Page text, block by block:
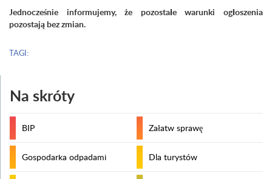
Jednocześnie informujemy, że pozostałe warunki ogłoszenia
pozostają bez zmian.
TAGI:
Na skróty
BIP Załatw sprawę
Gospodarka odpadami Dla turystów